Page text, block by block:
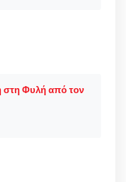
στη Φυλή από τον